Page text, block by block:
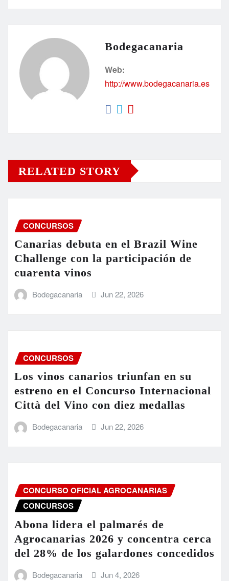
Bodegacanaria
Web:
http://www.bodegacanaria.es
RELATED STORY
CONCURSOS
Canarias debuta en el Brazil Wine
Challenge con la participación de
cuarenta vinos
Bodegacanaria Jun 22, 2026
CONCURSOS
Los vinos canarios triunfan en su
estreno en el Concurso Internacional
Città del Vino con diez medallas
Bodegacanaria Jun 22, 2026
CONCURSO OFICIAL AGROCANARIAS
CONCURSOS
Abona lidera el palmarés de
Agrocanarias 2026 y concentra cerca
del 28% de los galardones concedidos
Bodegacanaria Jun 4, 2026